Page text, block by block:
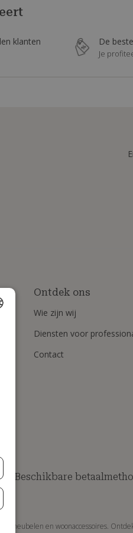
klanten De
Je
Ontdek ons
Wie zijn wij
Diensten voor
Contact
Beschikbare
en woonaccessoires.